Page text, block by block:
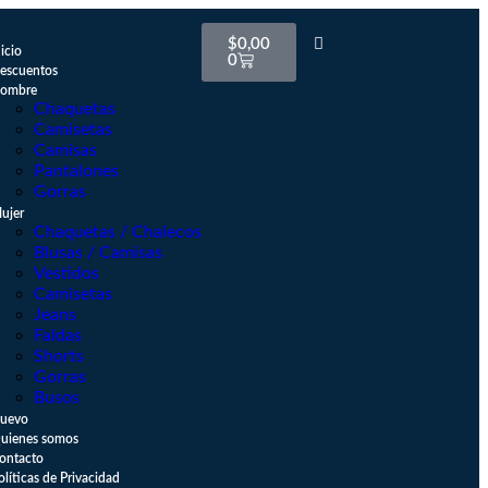
$0,00
0
Chaquetas
Camisetas
Camisas
Pantalones
Gorras
Chaquetas / Chalecos
Blusas / Camisas
Vestidos
Camisetas
Jeans
Faldas
Shorts
Gorras
Busos
somos
de Privacidad